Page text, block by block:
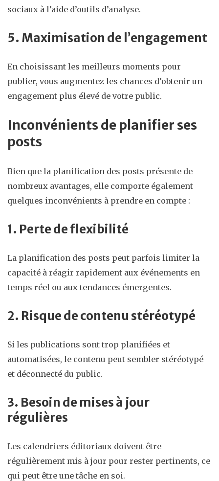
sociaux à l’aide d’outils d’analyse.
5. Maximisation de l’engagement
En choisissant les meilleurs moments pour
publier, vous augmentez les chances d’obtenir un
engagement plus élevé de votre public.
Inconvénients de planifier ses
posts
Bien que la planification des posts présente de
nombreux avantages, elle comporte également
quelques inconvénients à prendre en compte :
1. Perte de flexibilité
La planification des posts peut parfois limiter la
capacité à réagir rapidement aux événements en
temps réel ou aux tendances émergentes.
2. Risque de contenu stéréotypé
Si les publications sont trop planifiées et
automatisées, le contenu peut sembler stéréotypé
et déconnecté du public.
3. Besoin de mises à jour
régulières
Les calendriers éditoriaux doivent être
régulièrement mis à jour pour rester pertinents, ce
qui peut être une tâche en soi.